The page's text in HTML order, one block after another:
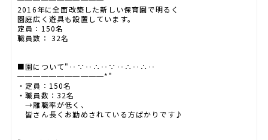
2016年に全面改築した新しい保育園で明るく
園庭広く遊具も設置しています。
定員：150名
職員数： 32名
■園について"‥∵‥∴‥∵‥∴‥∴‥
───────────*"
・定員：150名
・職員数：32名
→離職率が低く、
皆さん長くお勤めされている方ばかりです♪